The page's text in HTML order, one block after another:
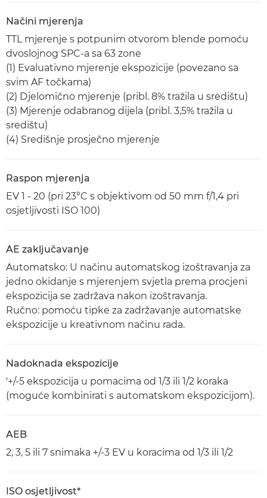
Načini mjerenja
TTL mjerenje s potpunim otvorom blende pomoću
dvoslojnog SPC-a sa 63 zone
(1) Evaluativno mjerenje ekspozicije (povezano sa
svim AF točkama)
(2) Djelomično mjerenje (pribl. 8% tražila u središtu)
(3) Mjerenje odabranog dijela (pribl. 3,5% tražila u
središtu)
(4) Središnje prosječno mjerenje
Raspon mjerenja
EV 1 - 20 (pri 23°C s objektivom od 50 mm f/1,4 pri
osjetljivosti ISO 100)
AE zaključavanje
Automatsko: U načinu automatskog izoštravanja za
jedno okidanje s mjerenjem svjetla prema procjeni
ekspozicija se zadržava nakon izoštravanja.
Ručno: pomoću tipke za zadržavanje automatske
ekspozicije u kreativnom načinu rada.
Nadoknada ekspozicije
'+/-5 ekspozicija u pomacima od 1/3 ili 1/2 koraka
(moguće kombinirati s automatskom ekspozicijom).
AEB
2, 3, 5 ili 7 snimaka +/-3 EV u koracima od 1/3 ili 1/2
ISO osjetljivost*